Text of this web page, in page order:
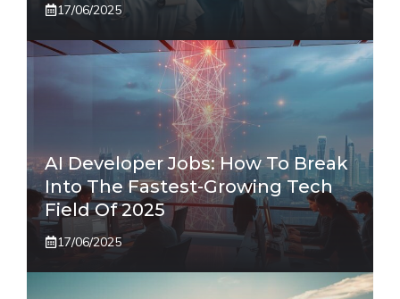
17/06/2025
AI Developer Jobs: How To Break
Into The Fastest-Growing Tech
Field Of 2025
17/06/2025